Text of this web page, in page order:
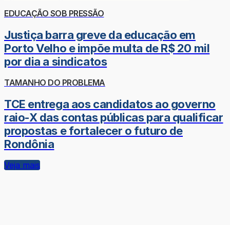
EDUCAÇÃO SOB PRESSÃO
Justiça barra greve da educação em
Porto Velho e impõe multa de R$ 20 mil
por dia a sindicatos
TAMANHO DO PROBLEMA
TCE entrega aos candidatos ao governo
raio-X das contas públicas para qualificar
propostas e fortalecer o futuro de
Rondônia
Veja mais